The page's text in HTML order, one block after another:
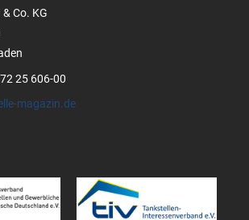
Co. KG
25 606-00
magazin.de